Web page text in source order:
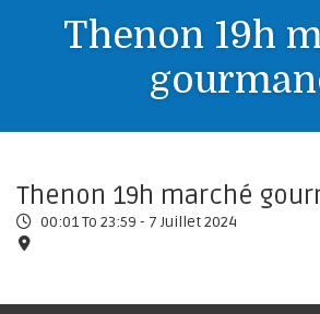
Thenon 19h
Thenon 19h marché
00:01 To 23:59 - 7 Juillet 2024